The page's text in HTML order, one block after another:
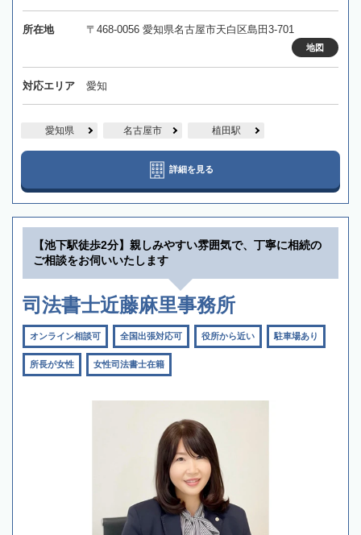
所在地 〒468-0056 愛知県名古屋市天白区島田3-701
地図
対応エリア 愛知
愛知県 名古屋市 植田駅
詳細を見る
【池下駅徒歩2分】親しみやすい雰囲気で、丁寧に相続の
ご相談をお伺いいたします
司法書士近藤麻里事務所
オンライン相談可 全国出張対応可 役所から近い 駐車場あり
所長が女性 女性司法書士在籍